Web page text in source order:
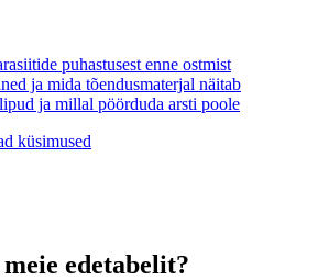
puhastusest enne ostmist
ja mida tõendusmaterjal näitab
ja millal pöörduda arsti poole
küsimused
edetabelit?